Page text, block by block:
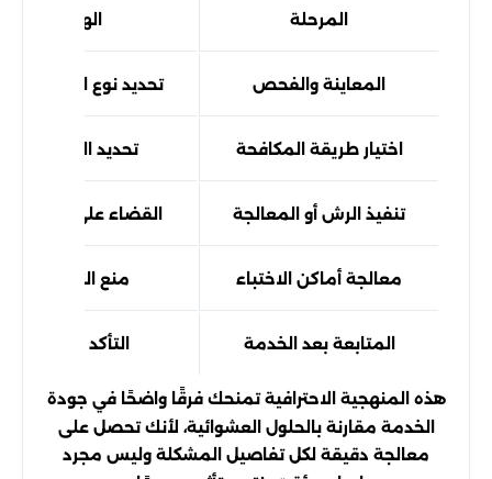
المرحلة الهدف من
المعاينة والفحص تحديد نوع الحشرات
اختيار طريقة المكافحة تحديد التقنية
تنفيذ الرش أو المعالجة القضاء على
معالجة أماكن الاختباء منع التكاثر
المتابعة بعد الخدمة التأكد من
هذه المنهجية الاحترافية تمنحك فرقًا واضحًا في جودة
الخدمة مقارنة بالحلول العشوائية، لأنك تحصل على
معالجة دقيقة لكل تفاصيل المشكلة وليس مجرد